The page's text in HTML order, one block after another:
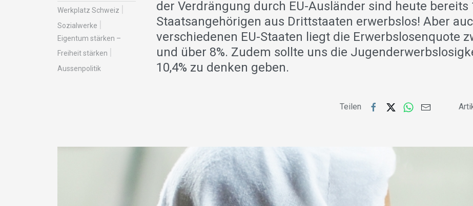
Werkplatz Schweiz
Sozialwerke
Eigentum stärken –
Freiheit stärken
Aussenpolitik
der Verdrängung durch EU-Ausländer sind heute bereits
Staatsangehörigen aus Drittstaaten erwerbslos! Aber
verschiedenen EU-Staaten liegt die Erwerbslosenquote
und über 8%. Zudem sollte uns die
10,4% zu denken geben.
Teilen